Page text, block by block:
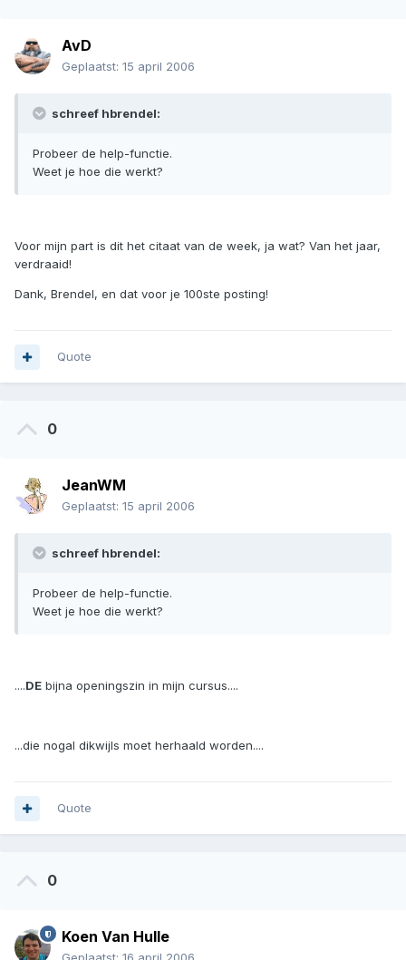
AvD
Geplaatst: 15 april 2006
schreef hbrendel:
Probeer de help-functie.
Weet je hoe die werkt?
Voor mijn part is dit het citaat van de week, ja wat? Van het jaar,
verdraaid!
Dank, Brendel, en dat voor je 100ste posting!
Quote
0
JeanWM
Geplaatst: 15 april 2006
schreef hbrendel:
Probeer de help-functie.
Weet je hoe die werkt?
....DE bijna openingszin in mijn cursus....
...die nogal dikwijls moet herhaald worden....
Quote
0
Koen Van Hulle